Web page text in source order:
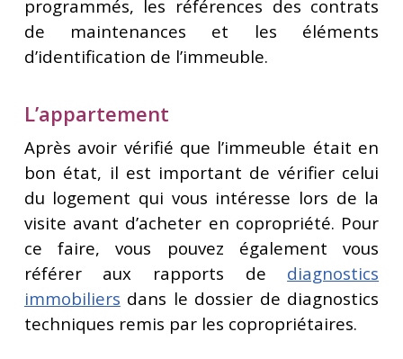
programmés, les références des contrats
de maintenances et les éléments
d’identification de l’immeuble.
L’appartement
Après avoir vérifié que l’immeuble était en
bon état, il est important de vérifier celui
du logement qui vous intéresse lors de la
visite avant d’acheter en copropriété. Pour
ce faire, vous pouvez également vous
référer aux rapports de diagnostics
immobiliers dans le dossier de diagnostics
techniques remis par les copropriétaires.